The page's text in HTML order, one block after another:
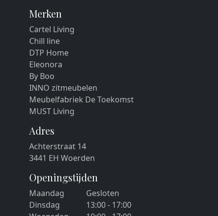
Merken
Cartel Living
Chill line
DTP Home
Eleonora
By Boo
INNO zitmeubelen
Meubelfabriek De Toekomst
MUST Living
Adres
Achterstraat 14
3441 EH Woerden
Openingstijden
Maandag
Gesloten
Dinsdag
13:00 - 17:00